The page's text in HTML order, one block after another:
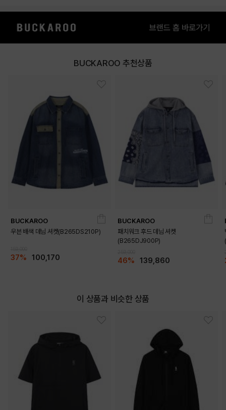
BUCKAROO 추천상품
BUCKAROO
우븐 배색 데님 셔켓(B265DS210P)
37% 100,170
BUCKAROO
패치워크 후드 데님 셔켓
(B265DJ900P)
46% 139,860
이 상품과 비슷한 상품